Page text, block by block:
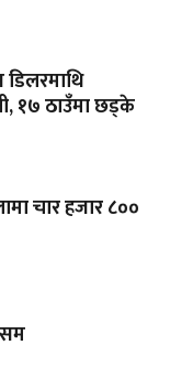
डिलरमाथि
१७ ठाउँमा छड्के
चार हजार ८००